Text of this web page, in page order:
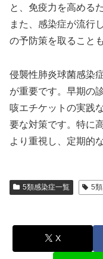
と、免疫力を高める
また、感染症が流行
の予防策を取ること
侵襲性肺炎球菌感染
が重要です。早期の
咳エチケットの実践
要な対策です。特に
より重視し、定期的
5類感染症一覧 5
X